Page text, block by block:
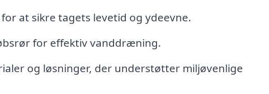
at sikre tagets levetid og ydeevne.
for effektiv vanddræning.
og løsninger, der understøtter miljøvenlige